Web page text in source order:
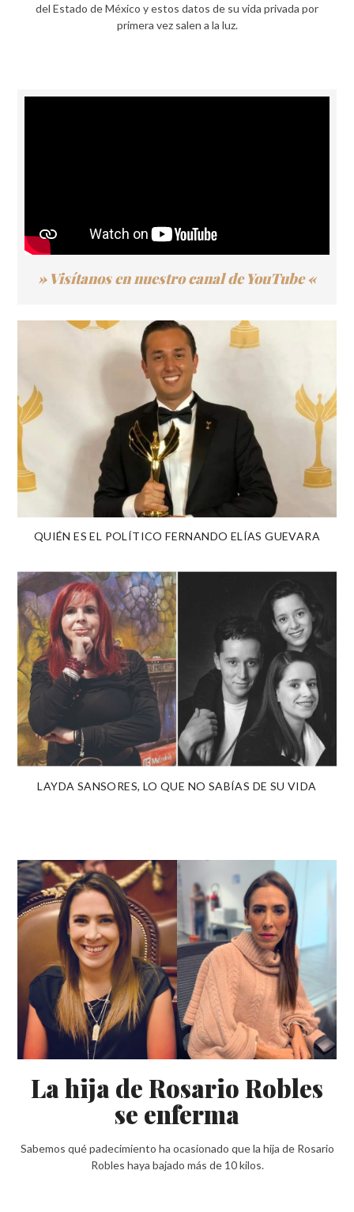
del Estado de México y estos datos de su vida privada por
primera vez salen a la luz.
» Visítanos en nuestro canal de YouTube «
QUIÉN ES EL POLÍTICO FERNANDO ELÍAS GUEVARA
LAYDA SANSORES, LO QUE NO SABÍAS DE SU VIDA
La hija de Rosario Robles
se enferma
Sabemos qué padecimiento ha ocasionado que la hija de Rosario
Robles haya bajado más de 10 kilos.